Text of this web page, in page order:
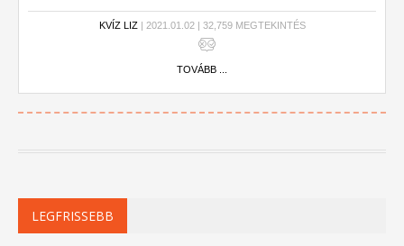
fel a 80 éves Korda Györgyöt. Fotó: MTI/Miniszterelnöki
KVÍZ LIZ| 2021.01.02 | 32,759 MEGTEKINTÉS
TOVÁBB ...
LEGFRISSEBB